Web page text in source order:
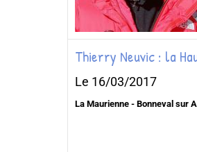
Thierry Neuvic : la
Le 16/03/2017
La Maurienne - Bonneval sur